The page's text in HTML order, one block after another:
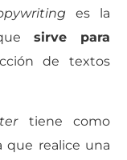
es la
sirve para
de textos
tiene como
que realice una